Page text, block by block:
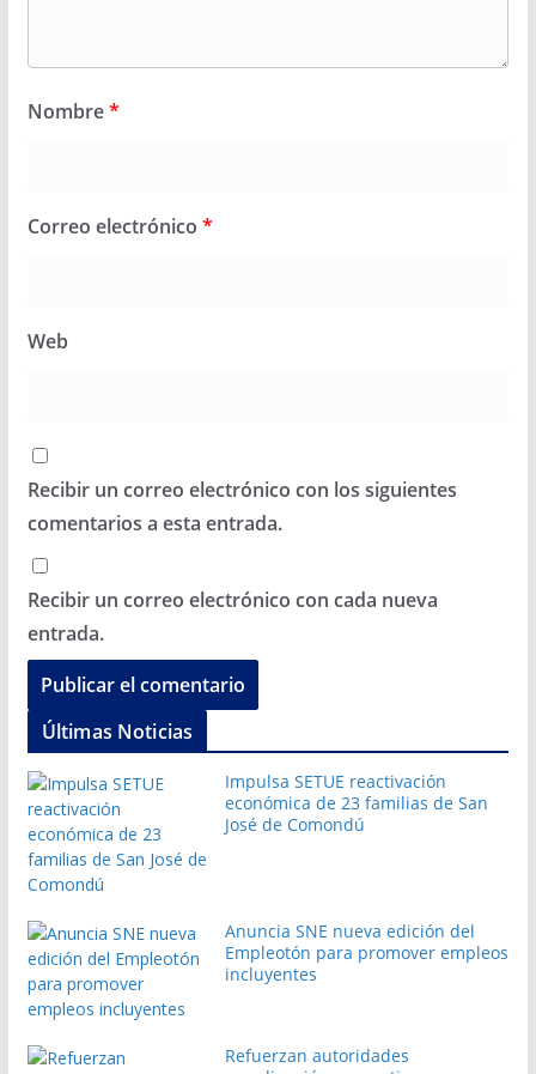
Nombre*
Correo electrónico *
Web
Recibir un correo electrónico con los siguientes
comentarios a esta entrada.
Recibir un correo electrónico con cada nueva
entrada.
Últimas Noticias
Impulsa SETUE reactivación
económica de 23 familias de San
José de Comondú
Anuncia SNE nueva edición del
Empleotón para promover empleos
incluyentes
Refuerzan autoridades